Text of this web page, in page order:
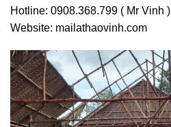
Hotline: 0908.368.799 ( Mr Vinh )
Website: mailathaovinh.com